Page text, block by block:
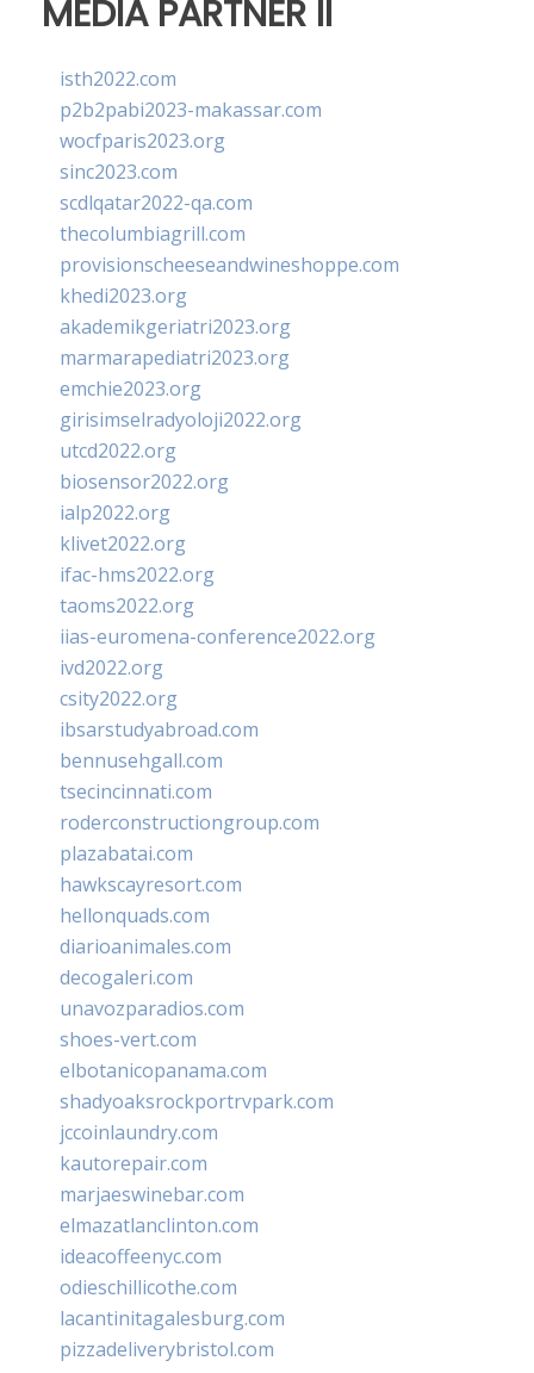
MEDIA PARTNER II
isth2022.com
p2b2pabi2023-makassar.com
wocfparis2023.org
sinc2023.com
scdlqatar2022-qa.com
thecolumbiagrill.com
provisionscheeseandwineshoppe.com
khedi2023.org
akademikgeriatri2023.org
marmarapediatri2023.org
emchie2023.org
girisimselradyoloji2022.org
utcd2022.org
biosensor2022.org
ialp2022.org
klivet2022.org
ifac-hms2022.org
taoms2022.org
iias-euromena-conference2022.org
ivd2022.org
csity2022.org
ibsarstudyabroad.com
bennusehgall.com
tsecincinnati.com
roderconstructiongroup.com
plazabatai.com
hawkscayresort.com
hellonquads.com
diarioanimales.com
decogaleri.com
unavozparadios.com
shoes-vert.com
elbotanicopanama.com
shadyoaksrockportrvpark.com
jccoinlaundry.com
kautorepair.com
marjaeswinebar.com
elmazatlanclinton.com
ideacoffeenyc.com
odieschillicothe.com
lacantinitagalesburg.com
pizzadeliverybristol.com